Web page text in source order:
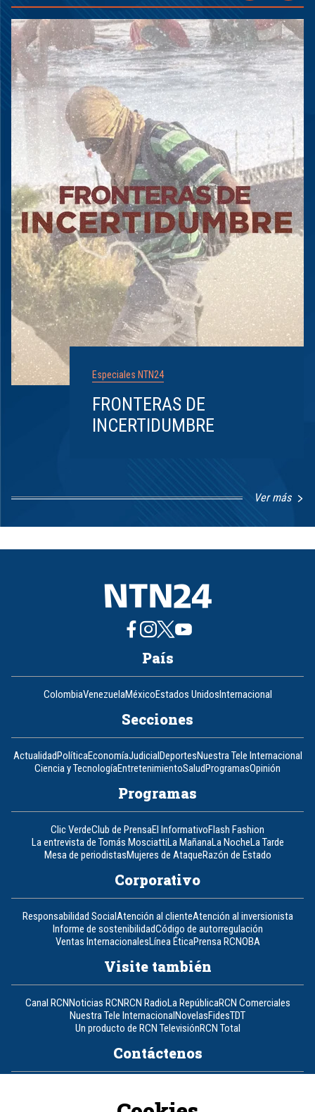
Especiales NTN24
FRONTERAS DE
INCERTIDUMBRE
Ver más
1
8
País
ColombiaVenezuelaMéxicoEstados UnidosInternacional
Secciones
ActualidadPolíticaEconomíaJudicialDeportesNuestra Tele Internacional
Ciencia y TecnologíaEntretenimientoSaludProgramasOpinión
Programas
Clic VerdeClub de PrensaEl InformativoFlash Fashion
La entrevista de Tomás MosciattiLa MañanaLa NocheLa Tarde
Mesa de periodistasMujeres de AtaqueRazón de Estado
Corporativo
Responsabilidad SocialAtención al clienteAtención al inversionista
Informe de sostenibilidadCódigo de autorregulación
Ventas InternacionalesLínea ÉticaPrensa RCNOBA
Visite también
Canal RCNNoticias RCNRCN RadioLa RepúblicaRCN Comerciales
Nuestra Tele InternacionalNovelasFidesTDT
Un producto de RCN TelevisiónRCN Total
Contáctenos